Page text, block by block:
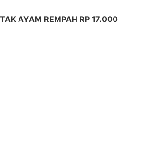
AYAM REMPAH RP 17.000